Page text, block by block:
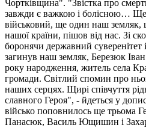
Чортківщина". "Звістка про
завжди є важкою і болісною… Ще
військовий, ще один наш
нашої країни, пішов від нас. Зі
боронячи державний суверенітет і
загинув наш земляк, Березюк
року народження, житель села
громади. Світлий спомин про
наших серцях. Щирі співчуття
славного Героя", - йдеться у
військо поповнилось ще трьома
Панасюк, Василь Ющишин і